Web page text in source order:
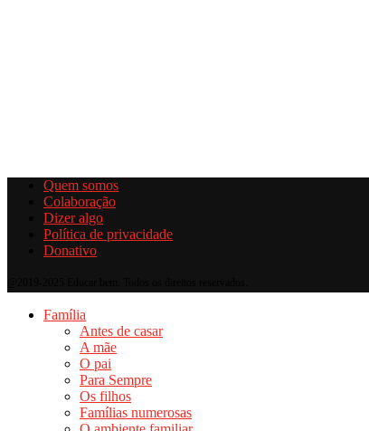
Quem somos
Colaboração
Dizer algo
Política de privacidade
Donativo
Família
Antes de casar
A mãe
O pai
Para Sempre
Os filhos
Famílias numerosas